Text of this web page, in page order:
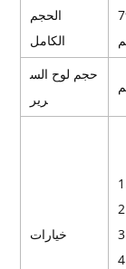
الحجم
الكامل
480 - 79
حجم لوح الس
رير
خيارات